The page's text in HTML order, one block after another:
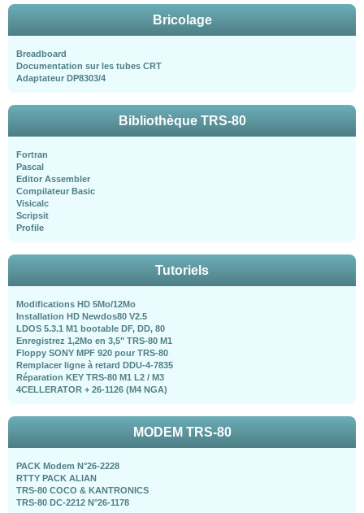
Bricolage
Breadboard
Documentation sur les tubes CRT
Adaptateur DP8303/4
Bibliothèque TRS-80
Fortran
Pascal
Editor Assembler
Compilateur Basic
Visicalc
Scripsit
Profile
Tutoriels
Modifications HD 5Mo/12Mo
Installation HD Newdos80 V2.5
LDOS 5.3.1 M1 bootable DF, DD, 80
Enregistrez 1,2Mo en 3,5" TRS-80 M1
Floppy SONY MPF 920 pour TRS-80
Remplacer ligne à retard DDU-4-7835
Réparation KEY TRS-80 M1 L2 / M3
4CELLERATOR + 26-1126 (M4 NGA)
MODEM TRS-80
PACK Modem N°26-2228
RTTY PACK ALIAN
TRS-80 COCO & KANTRONICS
TRS-80 DC-2212 N°26-1178